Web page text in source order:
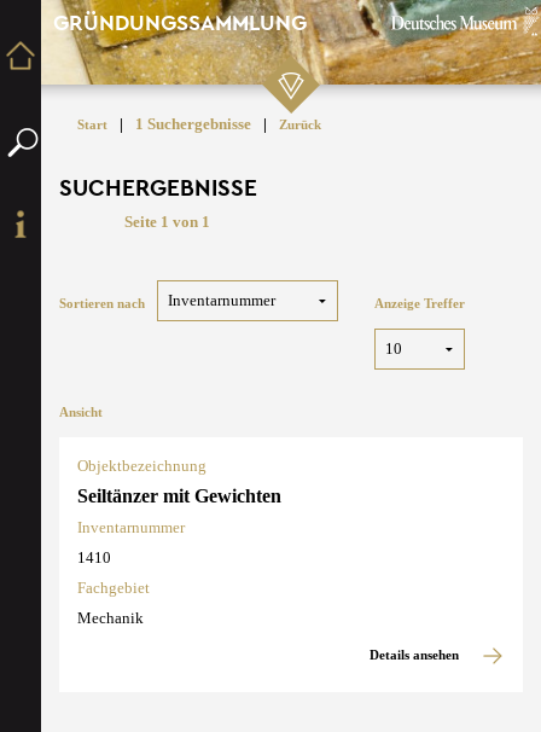
GRÜNDUNGSSAMMLUNG
Start | 1 Suchergebnisse | Zurück
SUCHERGEBNISSE
Seite 1 von 1
Sortieren nach Anzeige Treffer
Ansicht
Objektbezeichnung
Seiltänzer mit Gewichten
Inventarnummer
1410
Fachgebiet
Mechanik
Details ansehen